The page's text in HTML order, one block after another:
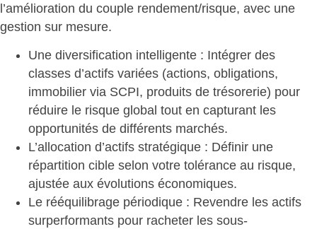
l’amélioration du couple rendement/risque, avec une
gestion sur mesure.
Une diversification intelligente : Intégrer des
classes d’actifs variées (actions, obligations,
immobilier via SCPI, produits de trésorerie) pour
réduire le risque global tout en capturant les
opportunités de différents marchés.
L’allocation d’actifs stratégique : Définir une
répartition cible selon votre tolérance au risque,
ajustée aux évolutions économiques.
Le rééquilibrage périodique : Revendre les actifs
surperformants pour racheter les sous-